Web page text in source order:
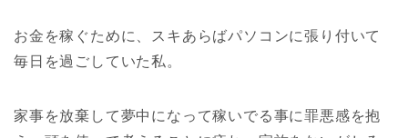
お金を稼ぐために、スキあらばパソコンに張り付いて
毎日を過ごしていた私。
家事を放棄して夢中になって稼いでる事に罪悪感を抱